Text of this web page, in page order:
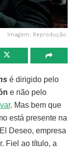
Imagem: Reprodução.
é dirigido pelo
e não pelo
. Mas bem que
está presente na
Deseo, empresa
Fiel ao título, a